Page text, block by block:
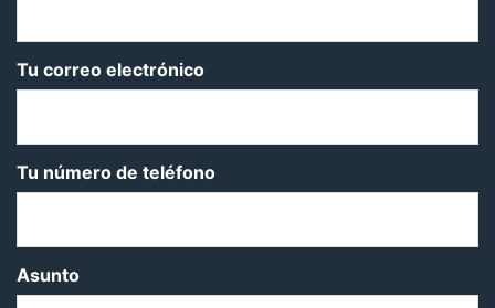
Tu correo electrónico
Tu número de teléfono
Asunto